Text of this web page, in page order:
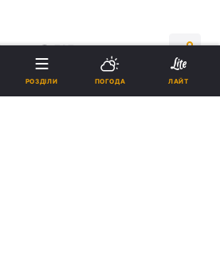
хв. 787
на нас в Google
РОЗДІЛИ ПОГОДА ЛАЙТ